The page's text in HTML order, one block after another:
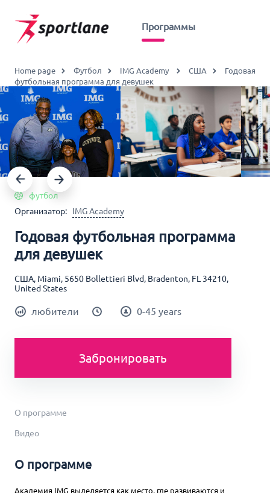
Программы
Home page Футбол IMG Academy США
Годовая
футбольная программа для девушек
футбол
Организатор:
IMG Academy
Годовая футбольная программа
для девушек
США, Miami, 5650 Bollettieri Blvd, Bradenton, FL 34210,
United States
любители 0-45 years
Забронировать
О программе
Видео
О программе
Академия IMG выделяется как место, где развиваются и